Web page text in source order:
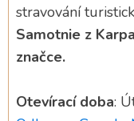
stravování
Samotnie z
značce.
Otevírací doba: